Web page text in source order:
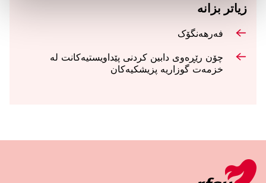
زیاتر بزانە
فەرهەنگۆک
چۆن رێڕەوی دابین کردنی پێداویستیەکانت لە
خزمەت گوزاریە پزیشکیەکان